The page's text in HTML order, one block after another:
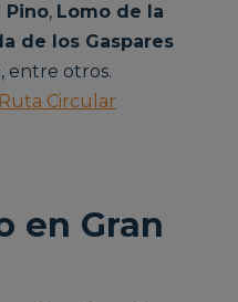
Pino, Lomo de la
de los Gaspares
, entre otros.
Ruta Circular
en Gran